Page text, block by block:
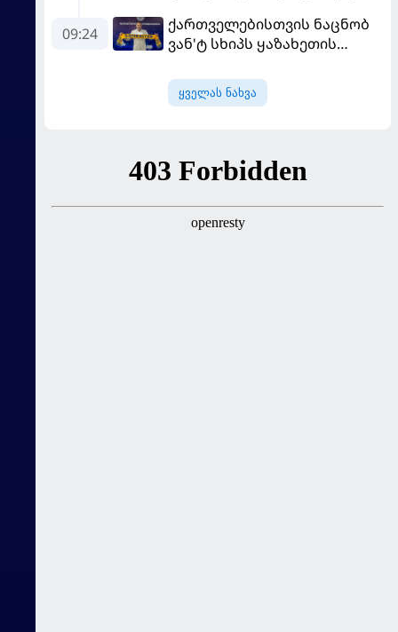
09:24
ქართველებისთვის ნაცნობ
ვან'ტ სხიპს ყაზახეთის
ყველას ნახვა